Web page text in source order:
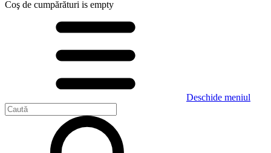
Coş de cumpărături is empty
Deschide meniul